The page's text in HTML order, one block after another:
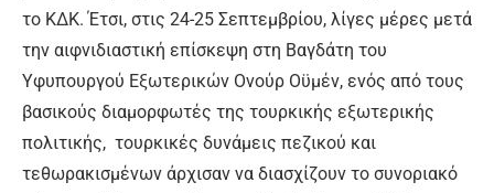
το ΚΔΚ. Έτσι, στις 24-25 Σεπτεμβρίου, λίγες μέρες μετά
την αιφνιδιαστική επίσκεψη στη Βαγδάτη του
Υφυπουργού Εξωτερικών Ονούρ Οϋμέν, ενός από τους
βασικούς διαμορφωτές της τουρκικής εξωτερικής
πολιτικής, τουρκικές δυνάμεις πεζικού και
τεθωρακισμένων άρχισαν να διασχίζουν το συνοριακό